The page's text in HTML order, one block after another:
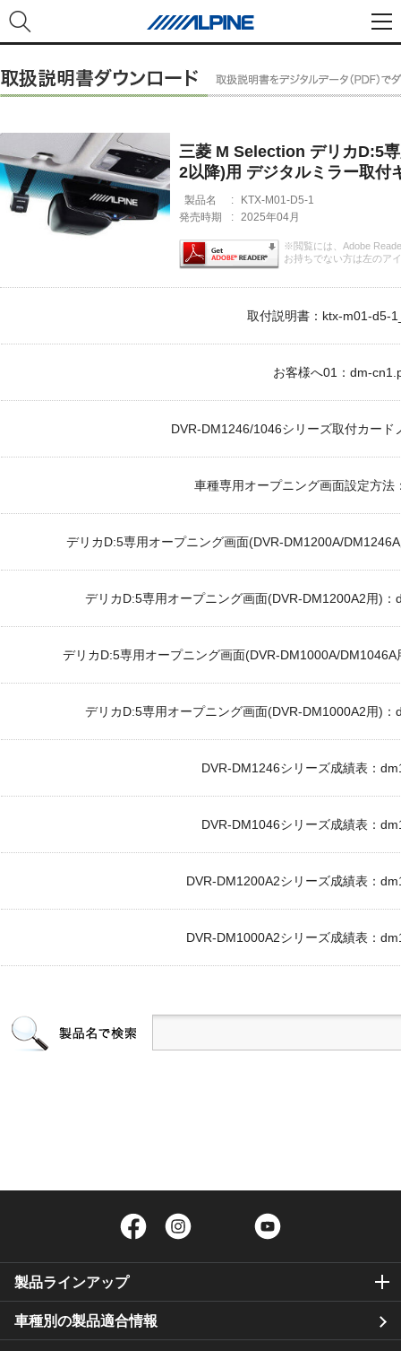
三菱 M Selection デリカD:5
2以降)用 デジタルミラー取付
製品名 :
KTX-M01-D5-1
発売時期
: 2025年04月
※閲覧には、Adobe
お持ちでない方は左のア
取付説明書：ktx-m01-d5-
お客様へ01：dm-
DVR-DM1246/1046シリーズ取付カード
車種専用オープニング画面設定方法
デリカD:5専用オープニング画面(DVR-DM1200A/
デリカD:5専用オープニング画面(DVR-DM1200A2用)
デリカD:5専用オープニング画面(DVR-DM1000A/
デリカD:5専用オープニング画面(DVR-DM1000A2用)
DVR-DM1246シリーズ成績表：
DVR-DM1046シリーズ成績表：
DVR-DM1200A2シリーズ成績表：
DVR-DM1000A2シリーズ成績表：
Facebook Twitter
製品ラインアップ
車種別の製品適合情報